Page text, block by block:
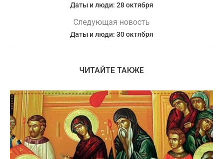
Даты и люди: 28 октября
Следующая новость
Даты и люди: 30 октября
ЧИТАЙТЕ ТАКЖЕ